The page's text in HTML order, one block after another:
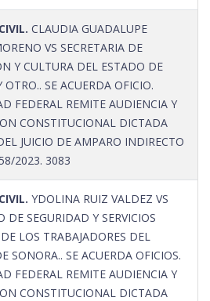
CLAUDIA GUADALUPE
VS SECRETARIA DE
Y CULTURA DEL ESTADO DE
OTRO.. SE ACUERDA OFICIO.
FEDERAL REMITE AUDIENCIA Y
CONSTITUCIONAL DICTADA
JUICIO DE AMPARO INDIRECTO
2023. 3083
YDOLINA RUIZ VALDEZ VS
DE SEGURIDAD Y SERVICIOS
LOS TRABAJADORES DEL
SONORA.. SE ACUERDA OFICIOS.
FEDERAL REMITE AUDIENCIA Y
CONSTITUCIONAL DICTADA